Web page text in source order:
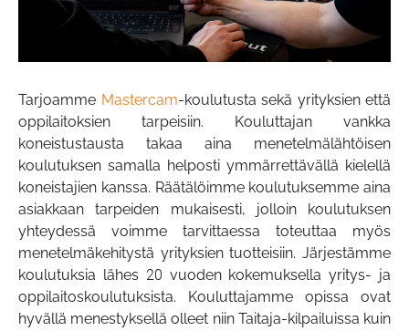
Camcut-mobiilisovellus uudistui
Walter Tools Innovations 2026-1
Tarjoamme Mastercam-koulutusta sekä yrityksien että
oppilaitoksien tarpeisiin. Kouluttajan vankka
koneistustausta takaa aina menetelmälähtöisen
koulutuksen samalla helposti ymmärrettävällä kielellä
koneistajien kanssa. Räätälöimme koulutuksemme aina
asiakkaan tarpeiden mukaisesti, jolloin koulutuksen
yhteydessä voimme tarvittaessa toteuttaa myös
menetelmäkehitystä yrityksien tuotteisiin. Järjestämme
koulutuksia lähes 20 vuoden kokemuksella yritys- ja
oppilaitoskoulutuksista. Kouluttajamme opissa ovat
hyvällä menestyksellä olleet niin Taitaja-kilpailuissa kuin